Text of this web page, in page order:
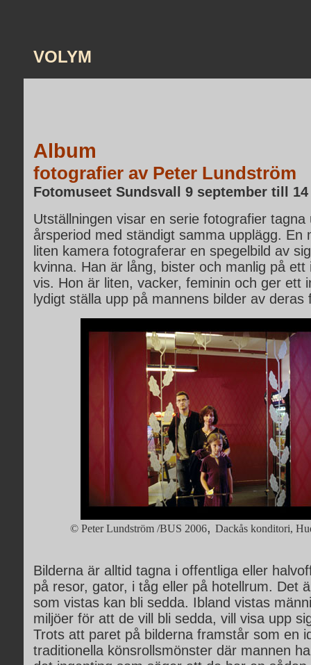
VOLYM
Album
fotografier av Peter Lundström
Fotomuseet Sundsvall 9 september till
Utställningen visar en serie fotografier tagna
årsperiod med ständigt samma upplägg. En
liten kamera fotograferar en spegelbild av
kvinna. Han är lång, bister och manlig på ett
vis. Hon är liten, vacker, feminin och ger ett
lydigt ställa upp på mannens bilder av deras
© Peter Lundström /BUS 2006, Dackås konditori,
Bilderna är alltid tagna i offentliga eller
på resor, gator, i tåg eller på hotellrum. Det
som vistas kan bli sedda. Ibland vistas
miljöer för att de vill bli sedda, vill visa upp
Trots att paret på bilderna framstår som en
traditionella könsrollsmönster där mannen